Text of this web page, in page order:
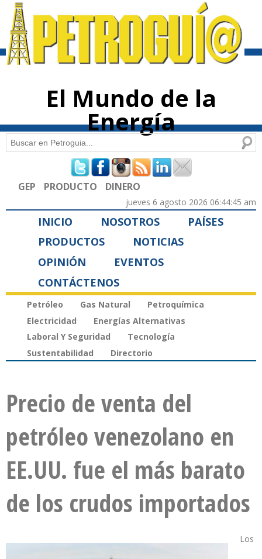
contenido
El Mundo de la
Energía
Formulario de búsqueda
Buscar
GEP PRODUCTO DINERO
jueves 6 agosto 2026 06:44:45 am
INICIO NOSOTROS
PAÍSES
PRODUCTOS
NOTICIAS
OPINIÓN
EVENTOS
CONTÁCTENOS
Petróleo Gas Natural
Petroquímica
Electricidad
Energías Alternativas
Laboral Y Seguridad
Tecnología
Sustentabilidad
Directorio
Precio de venta del
petróleo venezolano en
EE.UU. fue el más barato
de los crudos importados
Los